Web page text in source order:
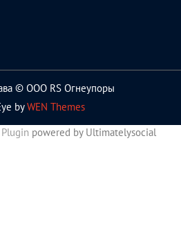
© ООО RS Огнеупоры
byWEN Themes
powered by Ultimatelysocial